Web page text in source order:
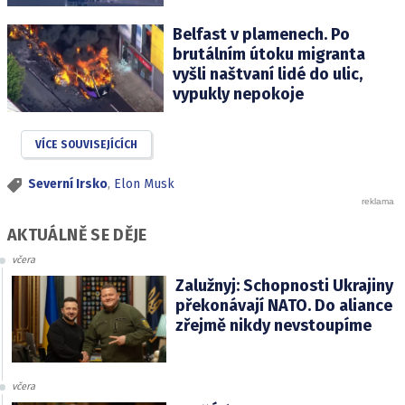
Belfast v plamenech. Po
brutálním útoku migranta
vyšli naštvaní lidé do ulic,
vypukly nepokoje
VÍCE SOUVISEJÍCÍCH
Severní Irsko, Elon Musk
AKTUÁLNĚ SE DĚJE
včera
Zalužnyj: Schopnosti Ukrajiny
překonávají NATO. Do aliance
zřejmě nikdy nevstoupíme
včera